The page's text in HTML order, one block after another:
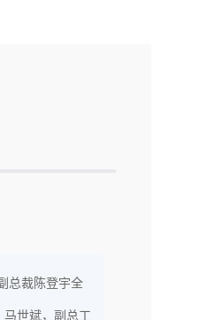
总裁陈登宇全
世斌，副总工